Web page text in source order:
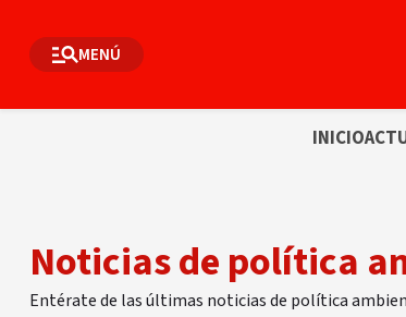
MENÚ
INICIO
Noticias de política
Entérate de las últimas noticias de política